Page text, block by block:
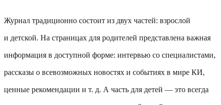
Журнал традиционно состоит из двух частей: взрослой
и детской. На страницах для родителей представлена важная
информация в доступной форме: интервью со специалистами,
рассказы о всевозможных новостях и событиях в мире КИ,
ценные рекомендации и т. д. А часть для детей — это всегда